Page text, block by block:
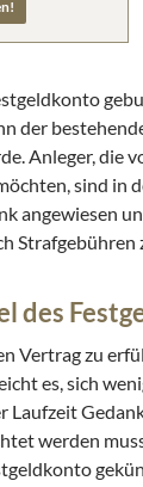
der
Anleger, die
sind in
angewiesen
Strafgebühren
des
Vertrag zu
es, sich
Laufzeit
werden